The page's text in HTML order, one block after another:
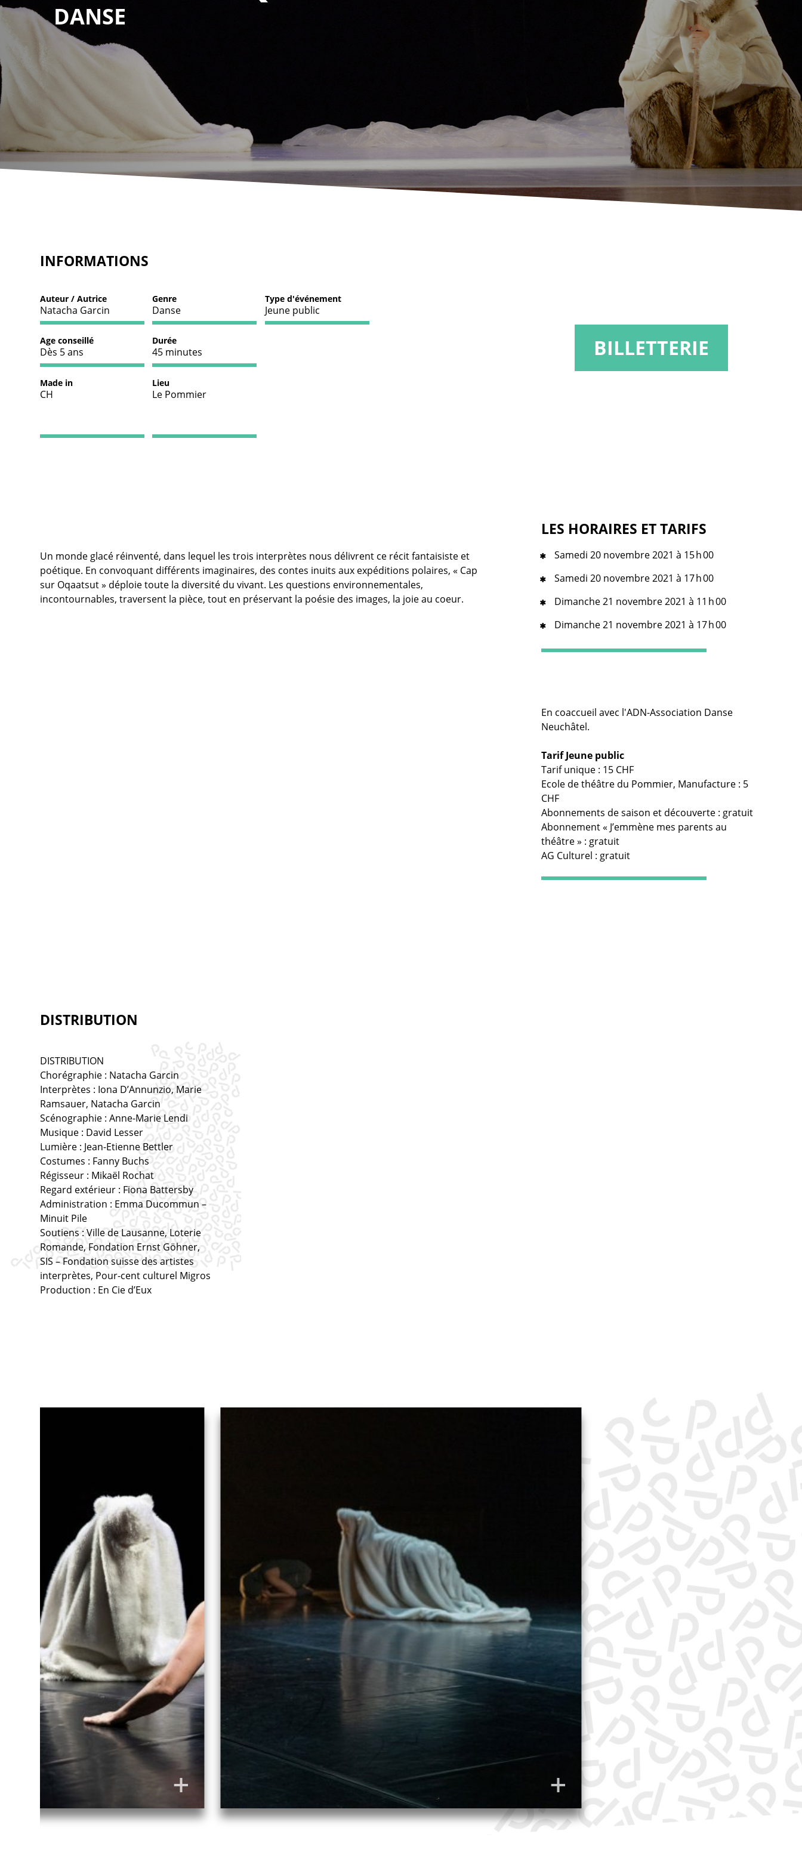
DANSE
INFORMATIONS
Auteur / Autrice
Natacha Garcin
Genre
Danse
Type d'événement
Jeune public
Age conseillé
Dès 5 ans
Durée
45 minutes
Made in
CH
Lieu
Le Pommier
BILLETTERIE
Un monde glacé réinventé, dans lequel les trois interprètes nous délivrent ce récit fantaisiste et
poétique. En convoquant différents imaginaires, des contes inuits aux expéditions polaires, « Cap
sur Oqaatsut » déploie toute la diversité du vivant. Les questions environnementales,
incontournables, traversent la pièce, tout en préservant la poésie des images, la joie au coeur.
LES HORAIRES ET TARIFS
Samedi 20 novembre 2021 à 15 h 00
Samedi 20 novembre 2021 à 17 h 00
Dimanche 21 novembre 2021 à 11 h 00
Dimanche 21 novembre 2021 à 17 h 00
En coaccueil avec l'ADN-Association Danse
Neuchâtel.
Tarif Jeune public
Tarif unique : 15 CHF
Ecole de théâtre du Pommier, Manufacture : 5
CHF
Abonnements de saison et découverte : gratuit
Abonnement « J’emmène mes parents au
théâtre » : gratuit
AG Culturel : gratuit
DISTRIBUTION
DISTRIBUTION
Chorégraphie : Natacha Garcin
Interprètes : Iona D’Annunzio, Marie
Ramsauer, Natacha Garcin
Scénographie : Anne-Marie Lendi
Musique : David Lesser
Lumière : Jean-Etienne Bettler
Costumes : Fanny Buchs
Régisseur : Mikaël Rochat
Regard extérieur : Fiona Battersby
Administration : Emma Ducommun –
Minuit Pile
Soutiens : Ville de Lausanne, Loterie
Romande, Fondation Ernst Göhner,
SIS – Fondation suisse des artistes
interprètes, Pour-cent culturel Migros
Production : En Cie d’Eux